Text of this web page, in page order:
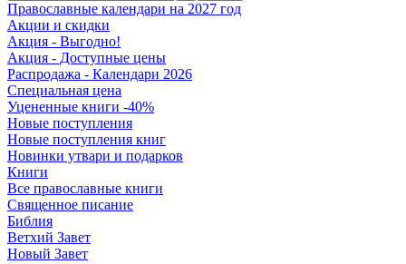
Православные календари на 2027 год
Акции и скидки
Акция - Выгодно!
Акция - Доступные цены
Распродажа - Календари 2026
Специальная цена
Уцененные книги -40%
Новые поступления
Новые поступления книг
Новинки утвари и подарков
Книги
Все православные книги
Священное писание
Библия
Ветхий Завет
Новый Завет